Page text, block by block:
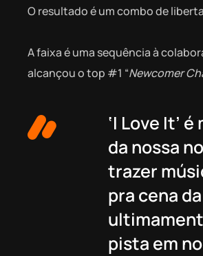
O resultado é um combo de
A faixa é uma sequência à
alcançou o top #1 “Newcomer
‘I Love It’
da nossa
trazer
pra cena
pista em